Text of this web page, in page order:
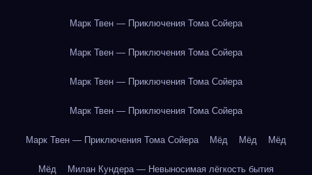
Марк Твен — Приключения Тома Сойера
Марк Твен — Приключения Тома Сойера
Марк Твен — Приключения Тома Сойера
Марк Твен — Приключения Тома Сойера
Марк Твен — Приключения Тома Сойера Мёд Мёд Мёд
Мёд Милан Кундера — Невыносимая лёгкость бытия